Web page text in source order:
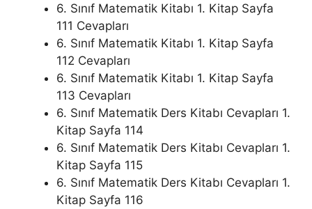
6. Sınıf Matematik Kitabı 1. Kitap Sayfa
111 Cevapları
6. Sınıf Matematik Kitabı 1. Kitap Sayfa
112 Cevapları
6. Sınıf Matematik Kitabı 1. Kitap Sayfa
113 Cevapları
6. Sınıf Matematik Ders Kitabı Cevapları 1.
Kitap Sayfa 114
6. Sınıf Matematik Ders Kitabı Cevapları 1.
Kitap Sayfa 115
6. Sınıf Matematik Ders Kitabı Cevapları 1.
Kitap Sayfa 116